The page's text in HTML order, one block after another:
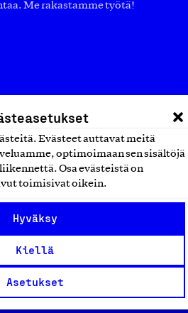
Evästeet auttavat meitä
optimoimaan sen sisältöjä
Osa evästeistä on
toimisivat oikein.
Hyväksy
Kiellä
Asetukset
Me rakastamme työtä!